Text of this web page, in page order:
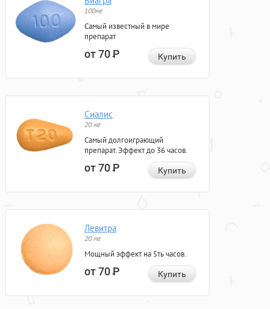
100мг
Самый известный в мире
препарат
от 70Р Купить
Сиалис
20 мг
Самый долгоиграющий
препарат. Эффект до 36 часов.
от 70Р Купить
Левитра
20 мг
Мощный эффект на 5ть часов.
от 70Р Купить